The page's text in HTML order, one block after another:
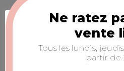
Acceptation des
vous offrir la meilleure
Ne ratez
vente
Tous les lundis,
partir de